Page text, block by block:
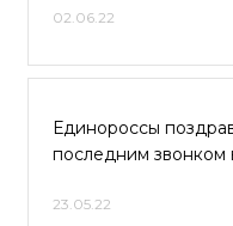
02.06.22
Единороссы
последним звонком
23.05.22